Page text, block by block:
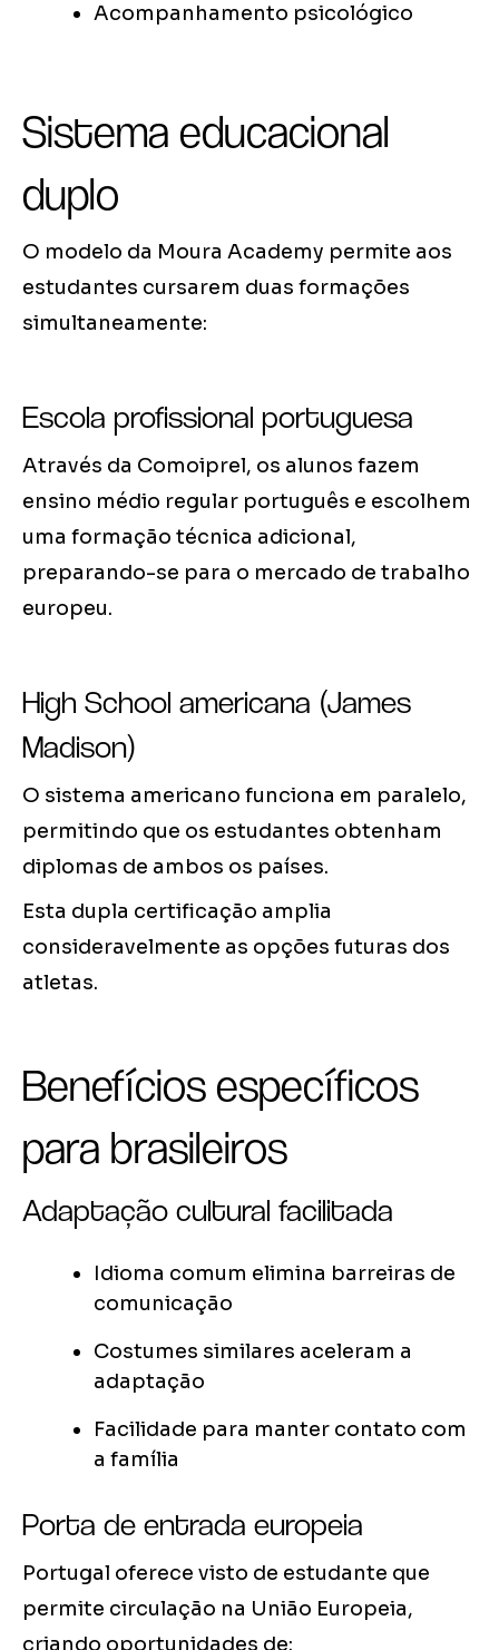
Acompanhamento psicológico
Sistema educacional
duplo
O modelo da Moura Academy permite aos
estudantes cursarem duas formações
simultaneamente:
Escola profissional portuguesa
Através da Comoiprel, os alunos fazem
ensino médio regular português e escolhem
uma formação técnica adicional,
preparando-se para o mercado de trabalho
europeu.
High School americana (James
Madison)
O sistema americano funciona em paralelo,
permitindo que os estudantes obtenham
diplomas de ambos os países.
Esta dupla certificação amplia
consideravelmente as opções futuras dos
atletas.
Benefícios específicos
para brasileiros
Adaptação cultural facilitada
Idioma comum elimina barreiras de
comunicação
Costumes similares aceleram a
adaptação
Facilidade para manter contato com
a família
Porta de entrada europeia
Portugal oferece visto de estudante que
permite circulação na União Europeia,
criando oportunidades de: